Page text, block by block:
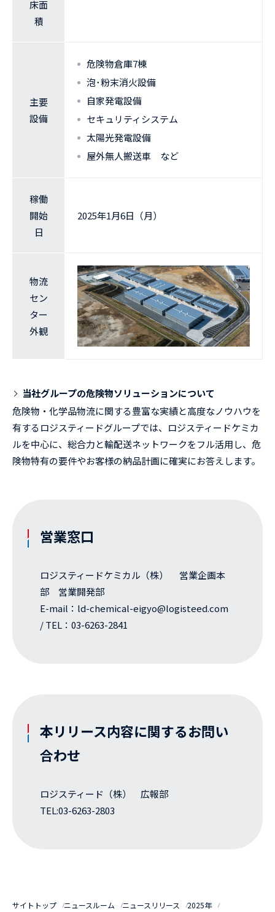
床面
積
主要
設備
危険物倉庫7棟
泡･粉末消火設備
自家発電設備
セキュリティシステム
太陽光発電設備
屋外無人搬送車 など
稼働
開始
日
2025年1月6日（月）
物流
セン
ター
外観
当社グループの危険物ソリューションについて
危険物・化学品物流に関する豊富な実績と高度なノウハウを
有するロジスティードグループでは、ロジスティードケミカ
ルを中心に、総合力と輸配送ネットワークをフル活用し、危
険物特有の要件やお客様の納品計画に確実にお答えします。
営業窓口
ロジスティードケミカル（株） 営業企画本
部 営業開発部
E-mail：ld-chemical-eigyo@logisteed.com
/ TEL：03-6263-2841
本リリース内容に関するお問い
合わせ
ロジスティード（株） 広報部
TEL:03-6263-2803
サイトトップ ニュースルーム ニュースリリース
2025年